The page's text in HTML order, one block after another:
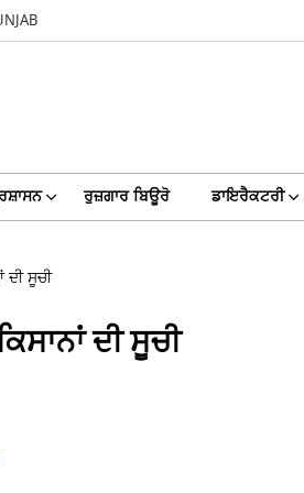
ਰੁਜ਼ਗਾਰ ਬਿਊਰੋ ਡਾਇਰੈਕਟਰੀ
ਸੂਚੀ
ਦੀ ਸੂਚੀ